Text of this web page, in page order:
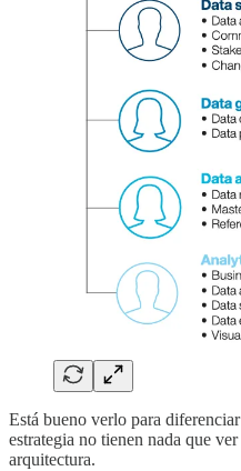
Está bueno verlo para
estrategia no tienen nada que
arquitectura.